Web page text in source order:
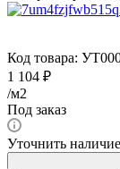
Код товара:
1 104 ₽
/м2
Под заказ
Уточнить